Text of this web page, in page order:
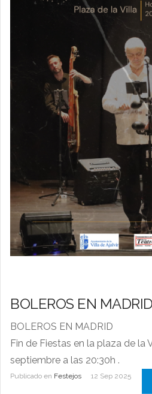
BOLEROS EN MADRID
BOLEROS EN MADRID
Fin de Fiestas en la plaza de la
septiembre a las 20:30h .
Publicado en Festejos 12 Sep 2025